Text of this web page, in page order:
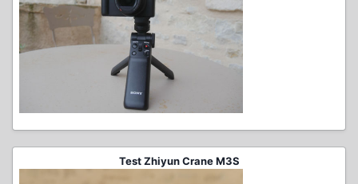
Test Zhiyun Crane M3S